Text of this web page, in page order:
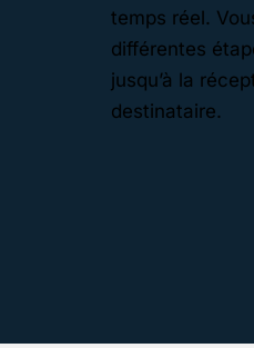
temps réel.
différentes
jusqu’à la
destinataire.